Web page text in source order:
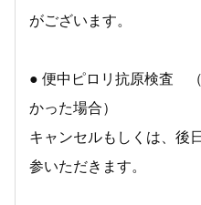
がございます。
● 便中ピロリ抗原検査
かった場合）
キャンセルもしくは、後
参いただきます。